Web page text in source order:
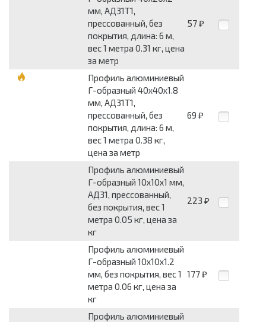
мм, АД31Т1,
прессованный, без
покрытия, длина: 6 м,
вес 1 метра 0.31 кг, цена
за метр
57 ₽
Профиль алюминиевый
Г-образный 40x40x1.8
мм, АД31Т1,
прессованный, без
покрытия, длина: 6 м,
вес 1 метра 0.38 кг,
цена за метр
69 ₽
Профиль алюминиевый
Г-образный 10x10x1 мм,
АД31, прессованный,
без покрытия, вес 1
метра 0.05 кг, цена за
кг
223 ₽
Профиль алюминиевый
Г-образный 10x10x1.2
мм, без покрытия, вес 1
метра 0.06 кг, цена за
кг
177 ₽
Профиль алюминиевый